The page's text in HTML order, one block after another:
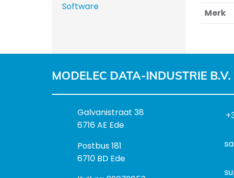
Merk
Software
MODELEC DATA-INDUSTRIE B.V.
B
e
o
e
k
Galvanistraat 38
6716 AE Ede
P
o
Postbus 181
6710 BD Ede